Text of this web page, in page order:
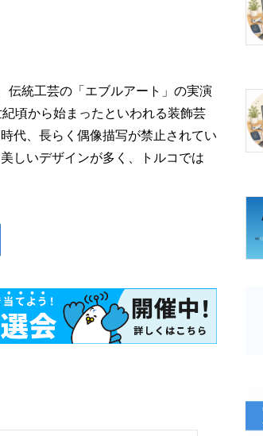
伝統工芸の「エブルアート」の実演
頃から始まったといわれる装飾芸
代、長らく偶像描写が禁止されてい
しいデザインが多く、トルコでは